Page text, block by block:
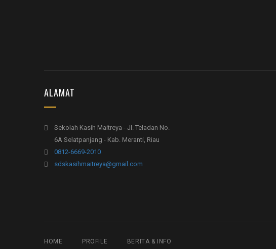
ALAMAT
Sekolah Kasih Maitreya - Jl. Teladan No.
6A Selatpanjang - Kab. Meranti, Riau
0812-6669-2010
sdskasihmaitreya@gmail.com
HOME PROFILE BERITA & INFO